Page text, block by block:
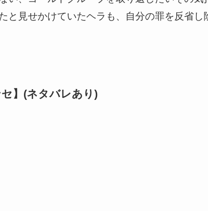
と見せかけていたヘラも、自分の罪を反省し
セ】(ネタバレあり)